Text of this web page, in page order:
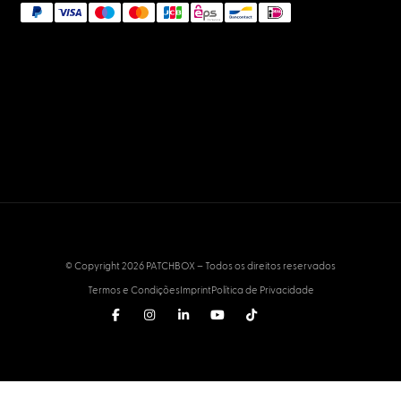
© Copyright 2026 PATCHBOX – Todos os direitos reservados
Termos e CondiçõesImprintPolítica de Privacidade